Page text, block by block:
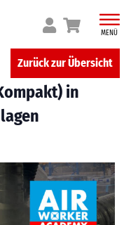
MENÜ
Zurück zur Übersicht
in